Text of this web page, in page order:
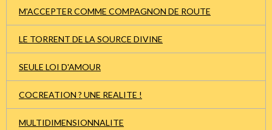
M'ACCEPTER COMME COMPAGNON DE ROUTE
LE TORRENT DE LA SOURCE DIVINE
SEULE LOI D'AMOUR
COCREATION ? UNE REALITE !
MULTIDIMENSIONNALITE